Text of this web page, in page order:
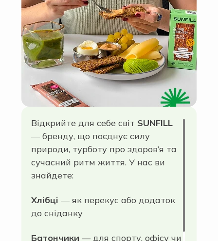
Відкрийте для себе світ SUNFILL
— бренду, що поєднує силу
природи, турботу про здоров’я та
сучасний ритм життя. У нас ви
знайдете:
Хлібці — як перекус або додаток
до сніданку
Батончики — для спорту, офісу чи